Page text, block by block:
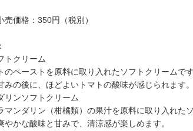
売価格：350円（税別）
クリーム
ーストを原料に取り入れたソフトクリームです
後に、ほどよいトマトの酸味が感じられます。
ンソフトクリーム
ダリン（柑橘類）の果汁を原料に取り入れたソ
な酸味と甘みで、清涼感が楽しめます。